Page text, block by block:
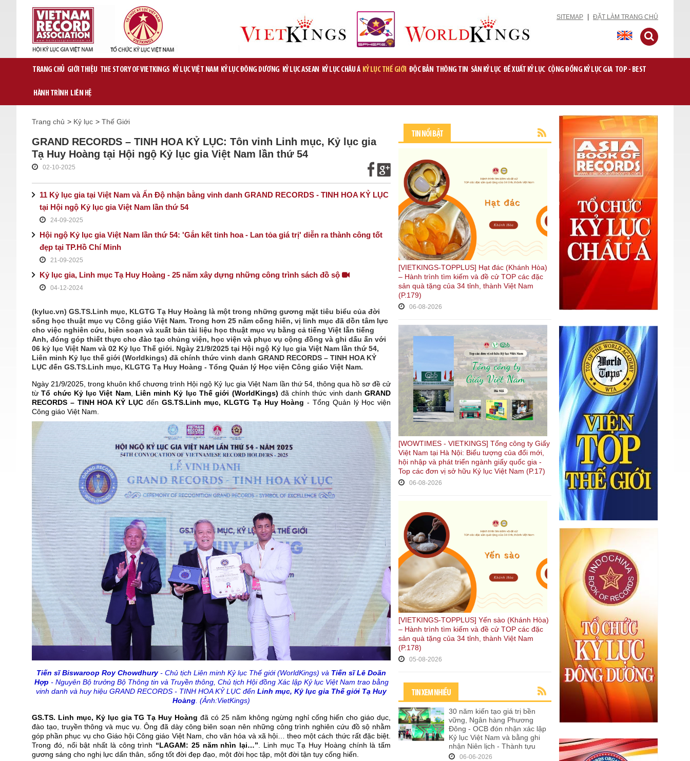
SITEMAP ĐẶT LÀM TRANG CHỦ
TRANG CHỦ GIỚI THIỆU THE STORY OF VIETKINGS KỶ LỤC VIỆT NAM KỶ LỤC ĐÔNG DƯƠNG KỶ LỤC ASEAN KỶ LỤC CHÂU Á KỶ LỤC THẾ GIỚI ĐỘC BẢN THÔNG TIN SÀN KỶ LỤC ĐỀ XUẤT KỶ LỤC CỘNG ĐỒNG KỶ LỤC GIA TOP - BEST
HÀNH TRÌNH LIÊN HỆ
Trang chủ > Kỷ lục > Thế Giới
GRAND RECORDS – TINH HOA KỶ LỤC: Tôn vinh Linh mục, Kỷ lục gia
Tạ Huy Hoàng tại Hội ngộ Kỷ lục gia Việt Nam lần thứ 54
02-10-2025
11 Kỷ lục gia tại Việt Nam và Ấn Độ nhận bằng vinh danh GRAND RECORDS - TINH HOA KỶ LỤC
tại Hội ngộ Kỷ lục gia Việt Nam lần thứ 54
24-09-2025
Hội ngộ Kỷ lục gia Việt Nam lần thứ 54: 'Gắn kết tinh hoa - Lan tỏa giá trị' diễn ra thành công tốt
đẹp tại TP.Hồ Chí Minh
21-09-2025
Kỷ lục gia, Linh mục Tạ Huy Hoàng - 25 năm xây dựng những công trình sách đồ sộ
04-12-2024
(kyluc.vn) GS.TS.Linh mục, KLGTG Tạ Huy Hoàng là một trong những gương mặt tiêu biểu của đời
sống học thuật mục vụ Công giáo Việt Nam. Trong hơn 25 năm cống hiến, vị linh mục đã dồn tâm lực
cho việc nghiên cứu, biên soạn và xuất bản tài liệu học thuật mục vụ bằng cả tiếng Việt lẫn tiếng
Anh, đóng góp thiết thực cho đào tạo chủng viện, học viện và phục vụ cộng đồng và ghi dấu ấn với
06 kỷ lục Việt Nam và 02 Kỷ lục Thế giới. Ngày 21/9/2025 tại Hội ngộ Kỷ lục gia Việt Nam lần thứ 54,
Liên minh Kỷ lục thế giới (Worldkings) đã chính thức vinh danh GRAND RECORDS – TINH HOA KỶ
LỤC đến GS.TS.Linh mục, KLGTG Tạ Huy Hoàng - Tổng Quản lý Học viện Công giáo Việt Nam.
Ngày 21/9/2025, trong khuôn khổ chương trình Hội ngộ Kỷ lục gia Việt Nam lần thứ 54, thông qua hồ sơ đề cử
từTổ chức Kỷ lục Việt Nam, Liên minh Kỷ lục Thế giới (WorldKings) đã chính thức vinh danhGRAND
RECORDS – TINH HOA KỶ LỤCđến GS.TS.Linh mục, KLGTG Tạ Huy Hoàng - Tổng Quản lý Học viện
Công giáo Việt Nam.
Tiến sĩ Biswaroop Roy Chowdhury- Chủ tịch Liên minh Kỷ lục Thế giới (WorldKings) và Tiến sĩ Lê Doãn
Hợp - Nguyên Bộ trưởng Bộ Thông tin và Truyền thông, Chủ tịch Hội đồng Xác lập Kỷ lục Việt Nam trao bằng
vinh danh và huy hiệu GRAND RECORDS - TINH HOA KỶ LỤC đếnLinh mục, Kỷ lục gia Thế giới Tạ Huy
Hoàng . (Ảnh:VietKings)
GS.TS. Linh mục, Kỷ lục gia TG Tạ Huy Hoàng đã có 25 năm không ngừng nghỉ cống hiến cho giáo dục,
đào tạo, truyền thông và mục vụ. Ông đã dày công biên soạn nên những công trình nghiên cứu đồ sộ nhằm
góp phần phục vụ cho Giáo hội Công giáo Việt Nam, cho văn hóa và xã hội… theo một cách thức rất đặc biệt.
Trong đó, nổi bật nhất là công trình “LAGAM: 25 năm nhìn lại…” . Linh mục Tạ Huy Hoàng chính là tấm
gương sáng cho nghị lực dấn thân, sống tốt đời đẹp đạo, một đời học tập, một đời tận tụy cống hiến.
TIN NỔI BẬT
[VIETKINGS-TOPPLUS] Hạt đác (Khánh Hòa)
– Hành trình tìm kiếm và đề cử TOP các đặc
sản quà tặng của 34 tỉnh, thành Việt Nam
(P.179)
06-08-2026
[WOWTIMES - VIETKINGS] Tổng công ty Giấy
Việt Nam tại Hà Nội: Biểu tượng của đổi mới,
hội nhập và phát triển ngành giấy quốc gia -
Top các đơn vị sở hữu Kỷ lục Việt Nam (P.17)
06-08-2026
[VIETKINGS-TOPPLUS] Yến sào (Khánh Hòa)
– Hành trình tìm kiếm và đề cử TOP các đặc
sản quà tặng của 34 tỉnh, thành Việt Nam
(P.178)
05-08-2026
TIN XEM NHIỀU
30 năm kiến tạo giá trị bền
vững, Ngân hàng Phương
Đông - OCB đón nhận xác lập
Kỷ lục Việt Nam và bằng ghi
nhận Niên lịch - Thành tựu
06-06-2026